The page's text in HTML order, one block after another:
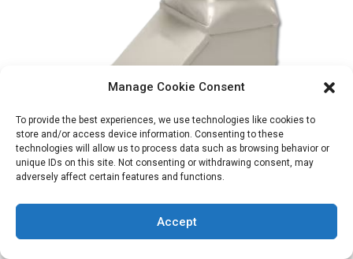
Manage Cookie Consent
To provide the best experiences, we use technologies like cookies to
store and/or access device information. Consenting to these
technologies will allow us to process data such as browsing behavior or
unique IDs on this site. Not consenting or withdrawing consent, may
adversely affect certain features and functions.
Accept